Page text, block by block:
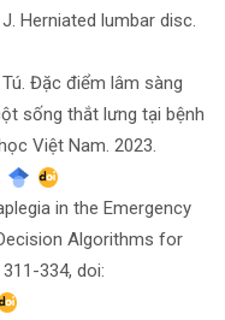
Herniated lumbar disc.
Đặc điểm lâm sàng
sống thắt lưng tại bệnh
Việt Nam. 2023.
in the Emergency
Algorithms for
334, doi: